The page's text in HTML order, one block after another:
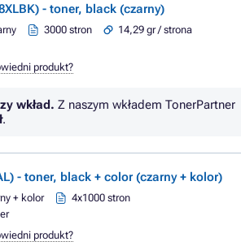
- toner, black (czarny)
3000 stron
14,29 gr / strona
produkt?
wkład. Z naszym wkładem TonerPartner
.
- toner, black + color (czarny + kolor)
+ kolor
4x1000 stron
produkt?